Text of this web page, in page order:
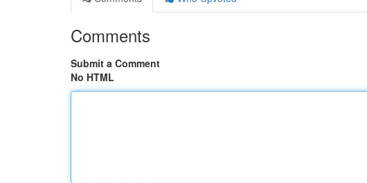
Comments
Submit a Comment
No HTML